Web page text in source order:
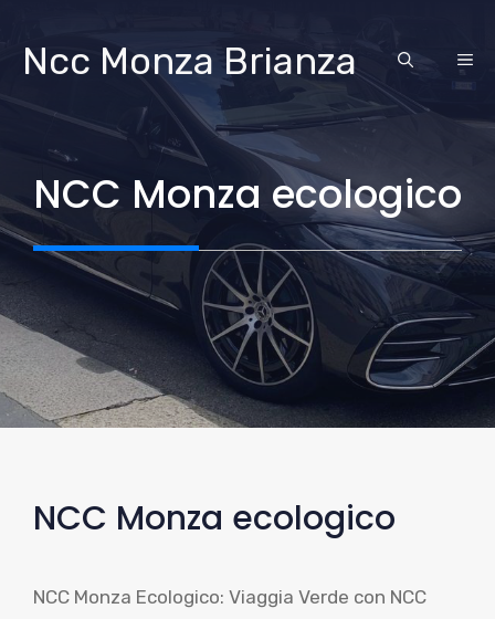
contenuto
Ncc Monza Brianza
NCC Monza ecologico
NCC Monza ecologico
NCC Monza Ecologico: Viaggia Verde con NCC